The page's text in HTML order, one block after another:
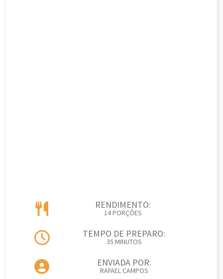
RENDIMENTO:
14 PORÇÕES
TEMPO DE PREPARO:
35 MINUTOS
ENVIADA POR:
RAFAEL CAMPOS